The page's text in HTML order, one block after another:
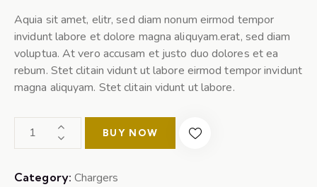
Aquia sit amet, elitr, sed diam nonum eirmod tempor
invidunt labore et dolore magna aliquyam.erat, sed diam
voluptua. At vero accusam et justo duo dolores et ea
rebum. Stet clitain vidunt ut labore eirmod tempor invidunt
magna aliquyam. Stet clitain vidunt ut labore.
BUY NOW
Category: Chargers